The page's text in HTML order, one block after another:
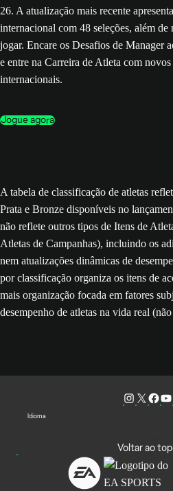
26. A atualização mais recente
internacional com 48 seleções, além de
jogar. Encare os Desafios de Manager
e entre na Carreira de Atleta com
internacionais.
Jogue agora
A tabela de classificação de atletas
Prata e Bronze disponíveis no
não reflete outros tipos de Itens de
Atletas de Campanhas), incluindo os
nem atualizações dinâmicas de
por classificação organiza os itens de
mais organização focada em fatores
desempenho de atletas na vida real
Idioma
Voltar ao